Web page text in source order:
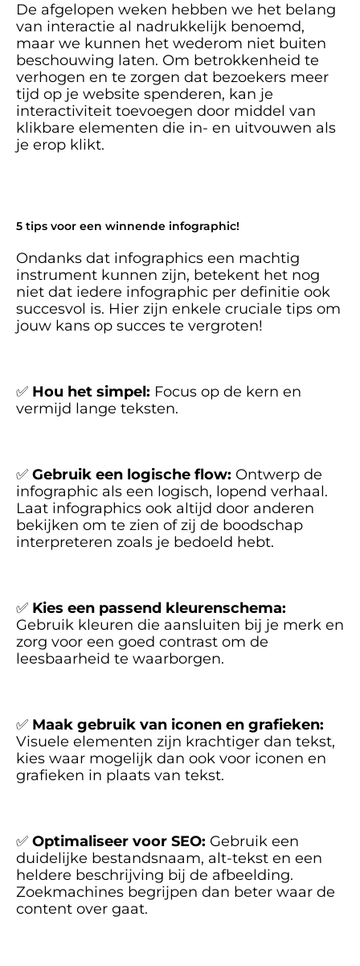
De afgelopen weken hebben we het belang
van interactie al nadrukkelijk benoemd,
maar we kunnen het wederom niet buiten
beschouwing laten. Om betrokkenheid te
verhogen en te zorgen dat bezoekers meer
tijd op je website spenderen, kan je
interactiviteit toevoegen door middel van
klikbare elementen die in- en uitvouwen als
je erop klikt.
5 tips voor een winnende infographic!
Ondanks dat infographics een machtig
instrument kunnen zijn, betekent het nog
niet dat iedere infographic per definitie ook
succesvol is. Hier zijn enkele cruciale tips om
jouw kans op succes te vergroten!
✅ Hou het simpel: Focus op de kern en
vermijd lange teksten.
✅ Gebruik een logische flow: Ontwerp de
infographic als een logisch, lopend verhaal.
Laat infographics ook altijd door anderen
bekijken om te zien of zij de boodschap
interpreteren zoals je bedoeld hebt.
✅
Gebruik kleuren die aansluiten bij je merk en
zorg voor een goed contrast om de
leesbaarheid te waarborgen.
✅
Visuele elementen zijn krachtiger dan tekst,
kies waar mogelijk dan ook voor iconen en
grafieken in plaats van tekst.
✅ Optimaliseer voor SEO: Gebruik een
duidelijke bestandsnaam, alt-tekst en een
heldere beschrijving bij de afbeelding.
Zoekmachines begrijpen dan beter waar de
content over gaat.